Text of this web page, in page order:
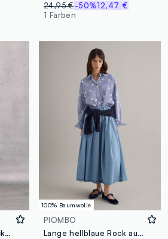
24,95 € -50%12,47 €
1 Farben
Gerippten Langen Rock Vintage Grau
100% Baumwolle
PIOMBO
Lange hellblaue Rock aus reiner Baumwolle mit Falten